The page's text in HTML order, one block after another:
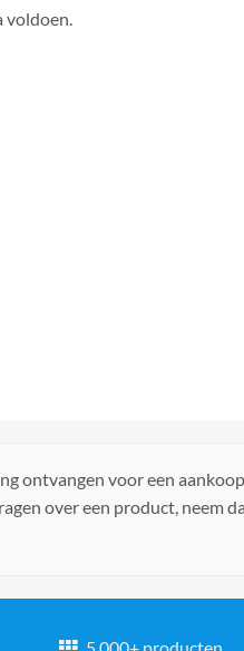
voldoen.
ontvangen voor een
over een product, neem